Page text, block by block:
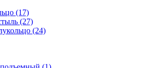
(17)
(27)
(24)